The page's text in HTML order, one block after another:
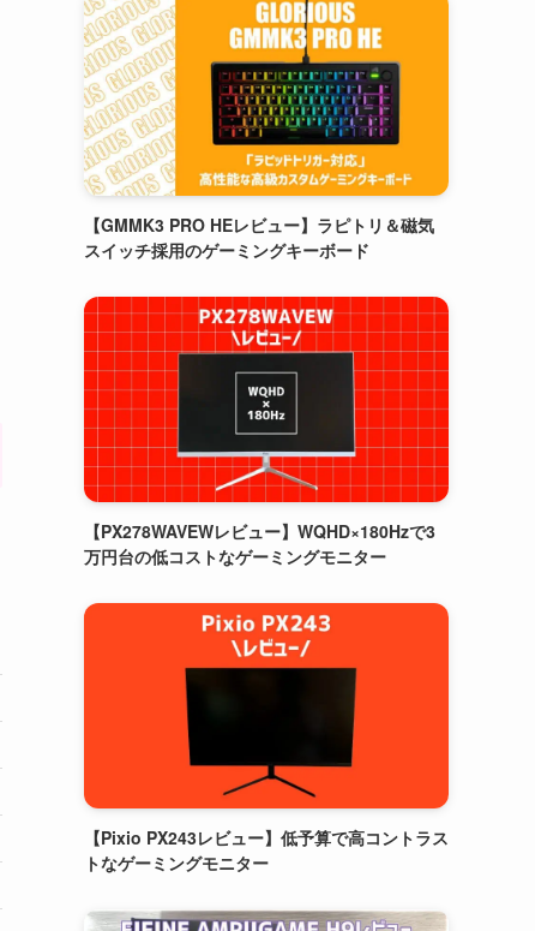
【GMMK3 PRO HEレビュー】ラピトリ＆磁気
スイッチ採用のゲーミングキーボード
【PX278WAVEWレビュー】WQHD×180Hzで3
万円台の低コストなゲーミングモニター
【Pixio PX243レビュー】低予算で高コントラス
トなゲーミングモニター